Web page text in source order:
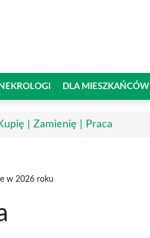
NEKROLOGI DLA MIESZKAŃCÓW
| Zamienię | Praca
w 2026 roku